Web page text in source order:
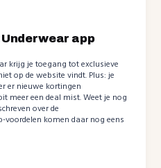
app
krijg je toegang tot exclusieve
op de website vindt. Plus: je
er nieuwe kortingen
meer een deal mist. Weet je nog
over de
komen daar nog eens